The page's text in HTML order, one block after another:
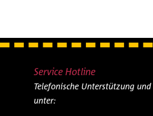
Service Hotline
Telefonische Unterstützung
unter: